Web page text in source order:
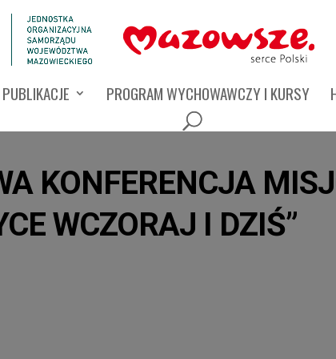
PUBLIKACJE PROGRAM WYCHOWAWCZY I KURSY
KONFERENCJA
WCZORAJ I DZIŚ”